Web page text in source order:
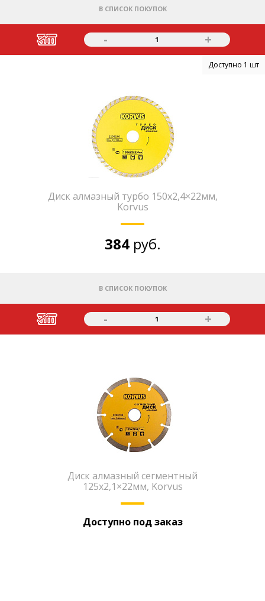
В СПИСОК ПОКУПОК
- 1 +
Доступно 1 шт
Диск алмазный турбо 150х2,4×22мм,
Korvus
384 руб.
В СПИСОК ПОКУПОК
- 1 +
Диск алмазный сегментный
125х2,1×22мм, Korvus
Доступно под заказ